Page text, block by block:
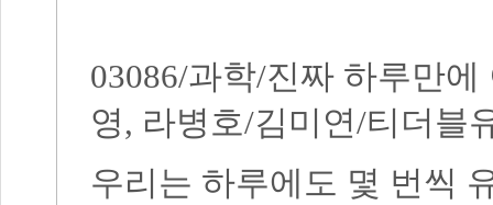
03086/과학/진짜 하루만에
영, 라병호/김미연/티더블
우리는 하루에도 몇 번씩